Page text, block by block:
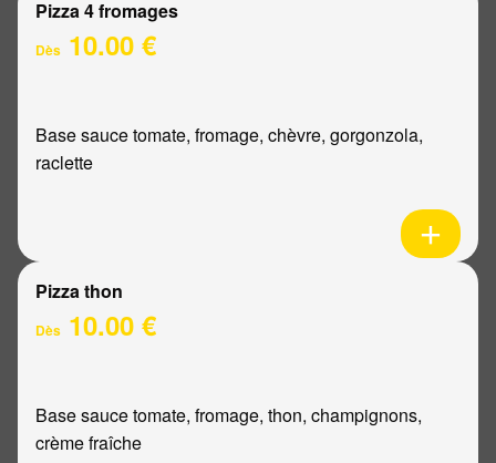
Pizza 4 fromages
Dès 10.00 €
Base sauce tomate, fromage, chèvre, gorgonzola,
raclette
Pizza thon
Dès 10.00 €
Base sauce tomate, fromage, thon, champignons,
crème fraîche